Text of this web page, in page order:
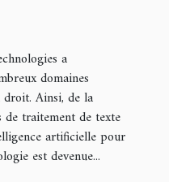
a
domaines
Ainsi, de la
traitement de texte
artificielle pour
est devenue...